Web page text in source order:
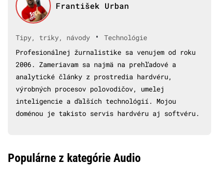
František Urban
Tipy, triky, návody •
Technológie
Profesionálnej žurnalistike sa venujem od roku
2006. Zameriavam sa najmä na prehľadové a
analytické články z prostredia hardvéru,
výrobných procesov polovodičov, umelej
inteligencie a ďalších technológií. Mojou
doménou je takisto servis hardvéru aj softvéru.
Populárne z kategórie Audio